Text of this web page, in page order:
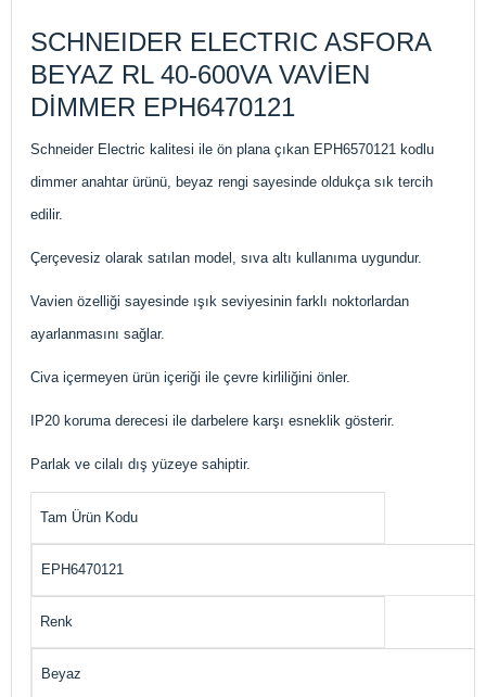
SCHNEIDER ELECTRIC ASFORA
BEYAZ RL 40-600VA VAVİEN
DİMMER EPH6470121
Schneider Electric kalitesi ile ön plana çıkan EPH6570121 kodlu
dimmer anahtar ürünü, beyaz rengi sayesinde oldukça sık tercih
edilir.
Çerçevesiz olarak satılan model, sıva altı kullanıma uygundur.
Vavien özelliği sayesinde ışık seviyesinin farklı noktorlardan
ayarlanmasını sağlar.
Civa içermeyen ürün içeriği ile çevre kirliliğini önler.
IP20 koruma derecesi ile darbelere karşı esneklik gösterir.
Parlak ve cilalı dış yüzeye sahiptir.
Tam Ürün Kodu
EPH6470121
Renk
Beyaz